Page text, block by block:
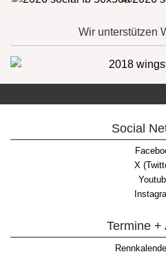
Wir unterstützen
Social
X
Termine +